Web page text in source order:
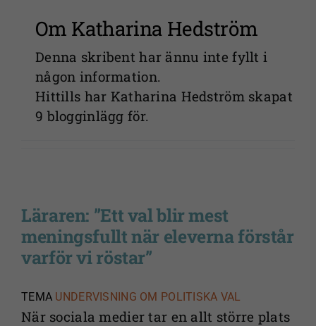
Om Katharina Hedström
Denna skribent har ännu inte fyllt i
någon information.
Hittills har Katharina Hedström skapat
9 blogginlägg för.
Läraren: ”Ett val blir mest
meningsfullt när eleverna förstår
varför vi röstar”
TEMA UNDERVISNING OM POLITISKA VAL
När sociala medier tar en allt större plats